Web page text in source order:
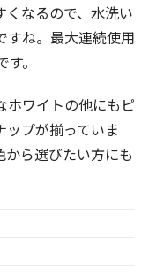
くなるので、水洗い
すね。最大連続使用
。
ホワイトの他にもピ
ップが揃っていま
ら選びたい方にも